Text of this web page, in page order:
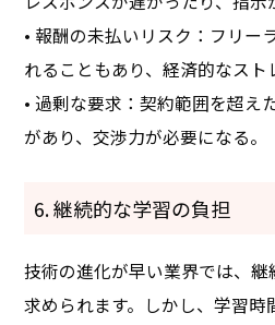
• 報酬の未払いリスク：フリー
れることもあり、経済的なスト
• 過剰な要求：契約範囲を超え
があり、交渉力が必要になる。
6. 継続的な学習の負担
技術の進化が早い業界では、
求められます。しかし、学習時